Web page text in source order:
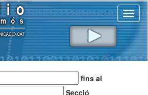
fins al
Secció